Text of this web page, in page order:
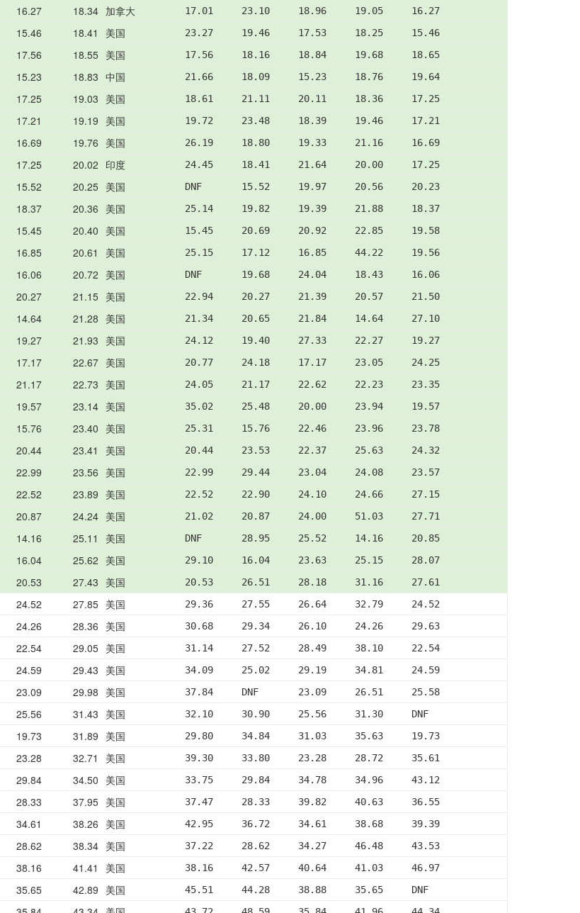
16.27 18.34 加拿大 17.01     23.10     18.96     19.05     16.27
15.46 18.41 美国 23.27     19.46     17.53     18.25     15.46
17.56 18.55 美国 17.56     18.16     18.84     19.68     18.65
15.23 18.83 中国 21.66     18.09     15.23     18.76     19.64
17.25 19.03 美国 18.61     21.11     20.11     18.36     17.25
17.21 19.19 美国 19.72     23.48     18.39     19.46     17.21
16.69 19.76 美国 26.19     18.80     19.33     21.16     16.69
17.25 20.02 印度 24.45     18.41     21.64     20.00     17.25
15.52 20.25 美国 DNF       15.52     19.97     20.56     20.23
18.37 20.36 美国 25.14     19.82     19.39     21.88     18.37
15.45 20.40 美国 15.45     20.69     20.92     22.85     19.58
16.85 20.61 美国 25.15     17.12     16.85     44.22     19.56
16.06 20.72 美国 DNF       19.68     24.04     18.43     16.06
20.27 21.15 美国 22.94     20.27     21.39     20.57     21.50
14.64 21.28 美国 21.34     20.65     21.84     14.64     27.10
19.27 21.93 美国 24.12     19.40     27.33     22.27     19.27
17.17 22.67 美国 20.77     24.18     17.17     23.05     24.25
21.17 22.73 美国 24.05     21.17     22.62     22.23     23.35
19.57 23.14 美国 35.02     25.48     20.00     23.94     19.57
15.76 23.40 美国 25.31     15.76     22.46     23.96     23.78
20.44 23.41 美国 20.44     23.53     22.37     25.63     24.32
22.99 23.56 美国 22.99     29.44     23.04     24.08     23.57
22.52 23.89 美国 22.52     22.90     24.10     24.66     27.15
20.87 24.24 美国 21.02     20.87     24.00     51.03     27.71
14.16 25.11 美国 DNF       28.95     25.52     14.16     20.85
16.04 25.62 美国 29.10     16.04     23.63     25.15     28.07
20.53 27.43 美国 20.53     26.51     28.18     31.16     27.61
24.52 27.85 美国 29.36     27.55     26.64     32.79     24.52
24.26 28.36 美国 30.68     29.34     26.10     24.26     29.63
22.54 29.05 美国 31.14     27.52     28.49     38.10     22.54
24.59 29.43 美国 34.09     25.02     29.19     34.81     24.59
23.09 29.98 美国 37.84     DNF       23.09     26.51     25.58
25.56 31.43 美国 32.10     30.90     25.56     31.30     DNF
19.73 31.89 美国 29.80     34.84     31.03     35.63     19.73
23.28 32.71 美国 39.30     33.80     23.28     28.72     35.61
29.84 34.50 美国 33.75     29.84     34.78     34.96     43.12
28.33 37.95 美国 37.47     28.33     39.82     40.63     36.55
34.61 38.26 美国 42.95     36.72     34.61     38.68     39.39
28.62 38.34 美国 37.22     28.62     34.27     46.48     43.53
38.16 41.41 美国 38.16     42.57     40.64     41.03     46.97
35.65 42.89 美国 45.51     44.28     38.88     35.65     DNF